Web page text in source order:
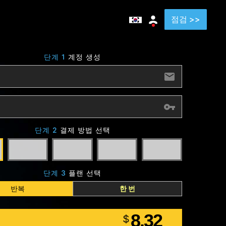
점검 >>
단계 1 계정 생성
단계 2 결제 방법 선택
단계 3 플랜 선택
반복
한 번
$8.32